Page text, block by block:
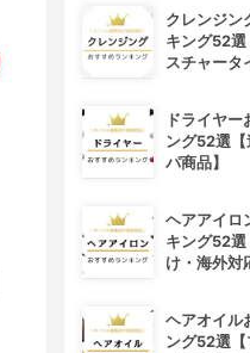
クレンジン
キング52選
スチャータ
ドライヤ
ング52選【
パ商品】
ヘアアイロ
キング52選
け・海外対
ヘアオイル
ング52選